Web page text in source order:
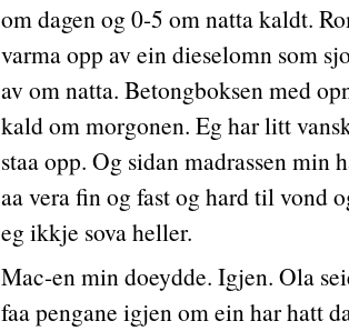
om dagen og 0-5 om natta kaldt.
varma opp av ein dieselomn som
av om natta. Betongboksen med
kald om morgonen. Eg har litt
staa opp. Og sidan madrassen min
aa vera fin og fast og hard til vond
eg ikkje sova heller.
Mac-en min doeydde. Igjen. Ola
faa pengane igjen om ein har hatt